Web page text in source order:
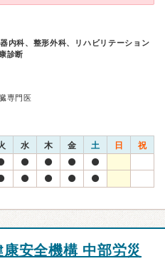
内科、整形外科、リハビリテーション
診断
専門医
水 木 金 土 日 祝
安全機構 中部労災